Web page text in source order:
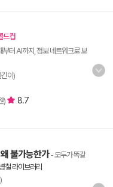
드컵
부터 AI까지, 정보 네트워크로 보
이)
) 8.7
불가능한가- 모두가 똑같
철 라이브러리